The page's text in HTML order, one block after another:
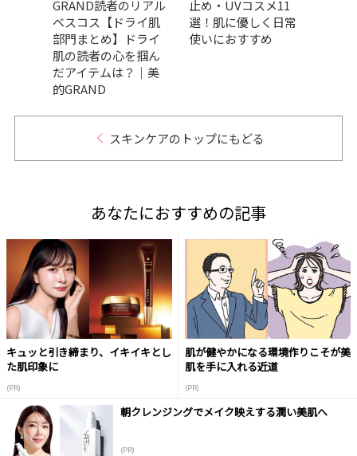
GRAND読者のリアル
ベスコス【ドライ肌
部門まとめ】ドライ
肌の読者の心を掴ん
だアイテムは？｜美
的GRAND
止め・UVコスメ11
選！肌に優しく日常
使いにおすすめ
スキンケアのトップにもどる
あなたにおすすめの記事
キュッと引き締まり、イキイキとし
た肌印象に
(PR)
肌が健やかになる環境作りこそが美
肌を手に入れる近道
(PR)
朝クレンジングでメイク映えする潤い美肌へ
(PR)